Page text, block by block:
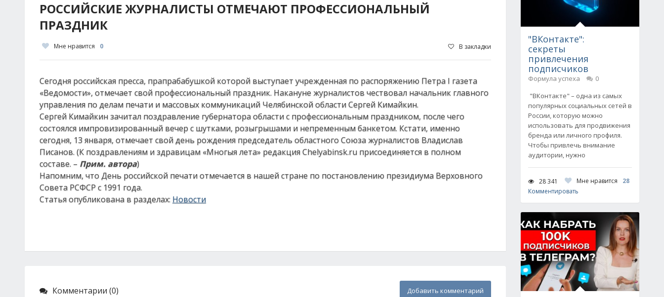
РОССИЙСКИЕ ЖУРНАЛИСТЫ ОТМЕЧАЮТ ПРОФЕССИОНАЛЬНЫЙ
ПРАЗДНИК
Мне нравится 0 В закладки
Сегодня российская пресса, прапрабабушкой которой выступает учрежденная по распоряжению Петра I газета
«Ведомости», отмечает свой профессиональный праздник. Накануне журналистов чествовал начальник главного
управления по делам печати и массовых коммуникаций Челябинской области Сергей Кимайкин.
Сергей Кимайкин зачитал поздравление губернатора области с профессиональным праздником, после чего
состоялся импровизированный вечер с шутками, розыгрышами и непременным банкетом. Кстати, именно
сегодня, 13 января, отмечает свой день рождения председатель областного Союза журналистов Владислав
Писанов. (К поздравлениям и здравицам «Многыя лета» редакция Chelyabinsk.ru присоединяется в полном
составе. – Прим. автора)
Напомним, что День российской печати отмечается в нашей стране по постановлению президиума Верховного
Совета РСФСР с 1991 года.
Статья опубликована в разделах: Новости
Комментарии (0) Добавить комментарий
"ВКонтакте":
секреты
привлечения
подписчиков
Формула успеха
0
"ВКонтакте" – одна из самых
популярных социальных сетей в
России, которую можно
использовать для продвижения
бренда или личного профиля.
Чтобы привлечь внимание
аудитории, нужно
28 341 Мне нравится
28
Комментировать